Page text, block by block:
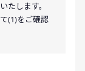
たします。
(1)をご確認